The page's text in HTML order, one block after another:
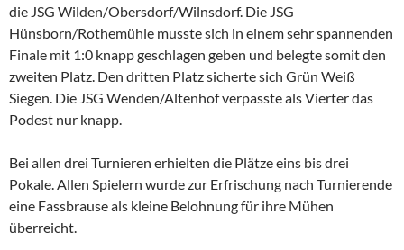
die JSG Wilden/Obersdorf/Wilnsdorf. Die JSG
Hünsborn/Rothemühle musste sich in einem sehr spannenden
Finale mit 1:0 knapp geschlagen geben und belegte somit den
zweiten Platz. Den dritten Platz sicherte sich Grün Weiß
Siegen. Die JSG Wenden/Altenhof verpasste als Vierter das
Podest nur knapp.
Bei allen drei Turnieren erhielten die Plätze eins bis drei
Pokale. Allen Spielern wurde zur Erfrischung nach Turnierende
eine Fassbrause als kleine Belohnung für ihre Mühen
überreicht.